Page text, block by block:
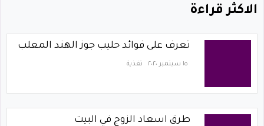
الاكثر قراءة
تعرف على فوائد حليب جوز الهند المعلب
١٥ سبتمبر ٢٠٢٠ تغذية
طرق اسعاد الزوج في البيت